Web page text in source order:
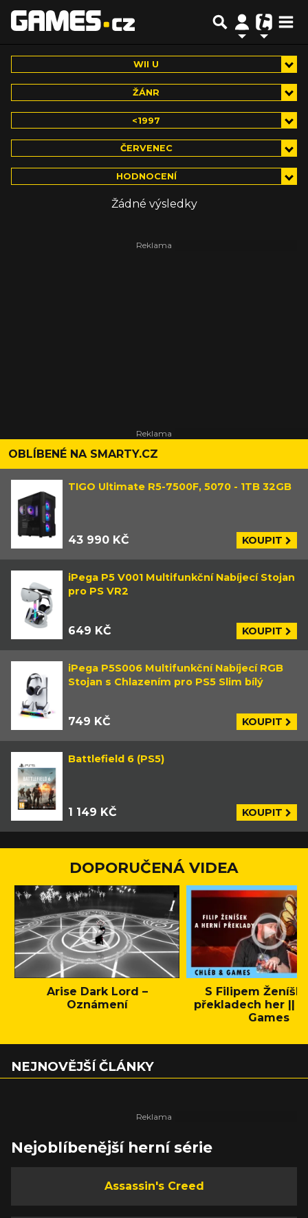
WII U
ŽÁNR
<1997
ČERVENEC
HODNOCENÍ
Žádné výsledky
OBLÍBENÉ NA SMARTY.CZ
TIGO Ultimate R5-7500F, 5070 - 1TB 32GB
43 990 KČ KOUPIT
iPega P5 V001 Multifunkční Nabíjecí Stojan
pro PS VR2
649 KČ KOUPIT
iPega P5S006 Multifunkční Nabíjecí RGB
Stojan s Chlazením pro PS5 Slim bílý
749 KČ KOUPIT
Battlefield 6 (PS5)
1 149 KČ KOUPIT
DOPORUČENÁ VIDEA
Arise Dark Lord –
Oznámení
S Filipem
překladech her ||
Games
NEJNOVĚJŠÍ ČLÁNKY
Nejoblíbenější herní série
Assassin's Creed